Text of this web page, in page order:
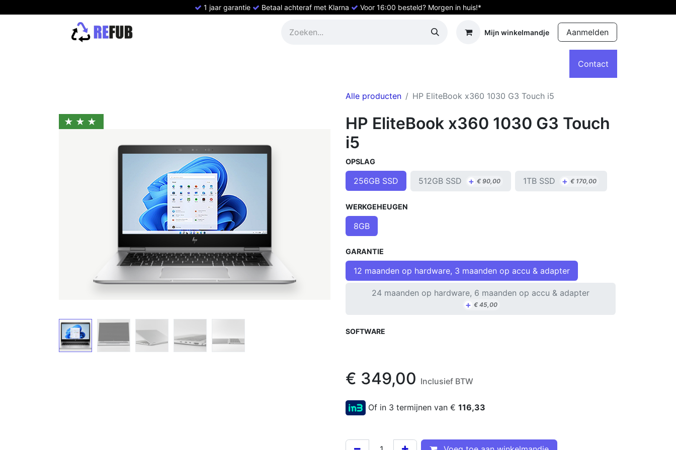
1 jaar garantie Betaal achteraf met Klarna Voor 16:00 besteld? Morgen in huis!*
Mijn winkelmandje Aanmelden
Afspraak
Contact
Alle producten HP EliteBook x360 1030 G3 Touch i5
★★★
HP EliteBook x360 1030 G3 Touch
i5
OPSLAG
256GB SSD 512GB SSD + €90,00 1TB SSD + € 170,00
WERKGEHEUGEN
8GB
GARANTIE
12 maanden op hardware, 3 maanden op accu & adapter
24 maanden op hardware, 6 maanden op accu & adapter
+ € 45,00
SOFTWARE
€ 349,00 Inclusief BTW
Of in 3 termijnen van € 116,33